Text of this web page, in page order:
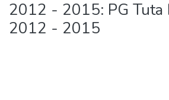
2012 - 2015: PG Tuta
2012 - 2015